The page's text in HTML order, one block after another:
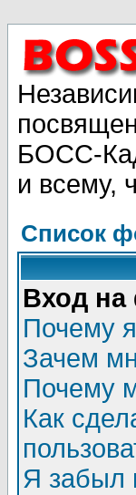
БОСС-
и всему,
Список
Вход на
Почему
Зачем
Почему
Как
Я забыл